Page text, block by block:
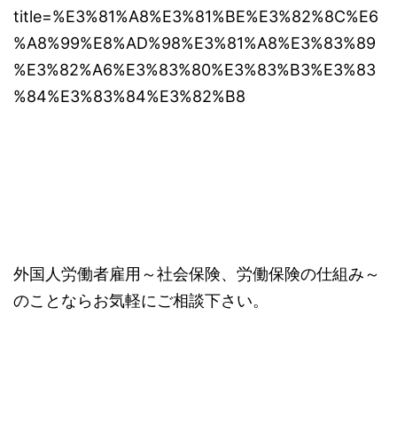
title=%E3%81%A8%E3%81%BE%E3%82%8C%E6
%A8%99%E8%AD%98%E3%81%A8%E3%83%89
%E3%82%A6%E3%83%80%E3%83%B3%E3%83
%84%E3%83%84%E3%82%B8
外国人労働者雇用～社会保険、労働保険の仕組み～
のことならお気軽にご相談下さい。